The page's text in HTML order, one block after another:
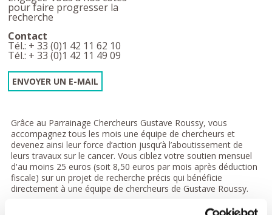
pour faire progresser la
recherche
Contact
Tél.: + 33 (0)1 42 11 62 10
Tél.: + 33 (0)1 42 11 49 09
ENVOYER UN E-MAIL
Grâce au Parrainage Chercheurs Gustave Roussy, vous
accompagnez tous les mois une équipe de chercheurs et
devenez ainsi leur force d’action jusqu’à l’aboutissement de
leurs travaux sur le cancer. Vous ciblez votre soutien mensuel
d'au moins 25 euros (soit 8,50 euros par mois après déduction
fiscale) sur un projet de recherche précis qui bénéficie
directement à une équipe de chercheurs de Gustave Roussy.
Etre parrain, c’est vivre le quotidien d’un projet de recherche et